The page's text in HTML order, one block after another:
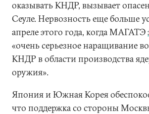
оказывать КНДР, вызывает
Сеуле. Нервозность еще больше
апреле этого года, когда МАГАТЭ
«очень серьезное наращивание
КНДР в области производства
оружия».
Япония и Южная Корея
что поддержка со стороны